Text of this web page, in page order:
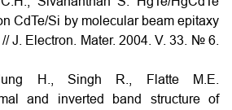
CdTe/Si by molecular beam epitaxy
J. Electron. Mater. 2004. V. 33. № 6.
H., Singh R., Flatte M.E.
and inverted band structure of